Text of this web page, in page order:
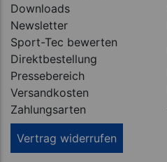
Downloads
Newsletter
Sport-Tec bewerten
Direktbestellung
Pressebereich
Versandkosten
Zahlungsarten
Vertrag widerrufen